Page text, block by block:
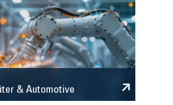
& Automotive